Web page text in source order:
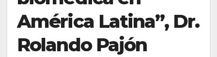
América Latina”, Dr.
Rolando Pajón